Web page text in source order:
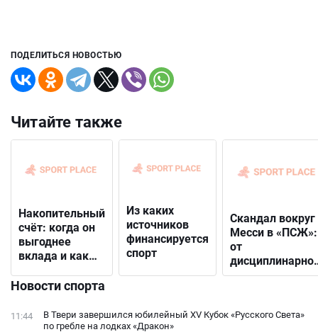
ПОДЕЛИТЬСЯ НОВОСТЬЮ
Читайте также
Накопительный
счёт: когда он
выгоднее
вклада и как
подходящий
Из каких
источников
финансируется
спорт
Скандал вокруг
Месси в «ПСЖ»:
от
решения до
фанатами
Новости спорта
11:44
В Твери завершился юбилейный XV Кубок «Русского Света»
по гребле на лодках «Дракон»